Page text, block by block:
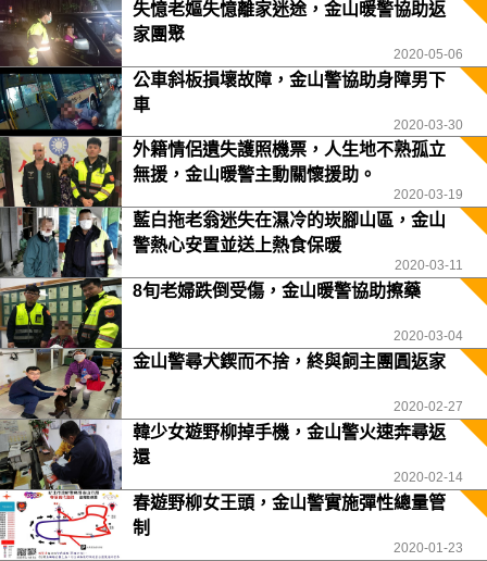
失憶老嫗失憶離家迷途，金山暖警協助返
家團聚
2020-05-06
公車斜板損壞故障，金山警協助身障男下
車
2020-03-30
外籍情侶遺失護照機票，人生地不熟孤立
無援，金山暖警主動關懷援助。
2020-03-19
藍白拖老翁迷失在濕冷的崁腳山區，金山
警熱心安置並送上熱食保暖
2020-03-11
8旬老婦跌倒受傷，金山暖警協助擦藥
2020-03-04
金山警尋犬鍥而不捨，終與飼主團圓返家
2020-02-27
韓少女遊野柳掉手機，金山警火速奔尋返
還
2020-02-14
春遊野柳女王頭，金山警實施彈性總量管
制
2020-01-23